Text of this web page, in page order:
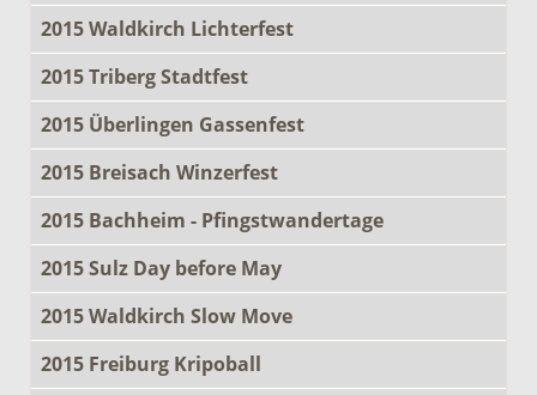
2015 Waldkirch Lichterfest
2015 Triberg Stadtfest
2015 Überlingen Gassenfest
2015 Breisach Winzerfest
2015 Bachheim - Pfingstwandertage
2015 Sulz Day before May
2015 Waldkirch Slow Move
2015 Freiburg Kripoball